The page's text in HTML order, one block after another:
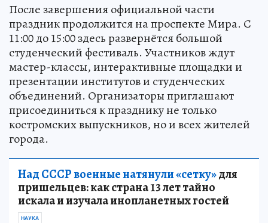
После завершения официальной части
праздник продолжится на проспекте Мира. С
11:00 до 15:00 здесь развернётся большой
студенческий фестиваль. Участников ждут
мастер-классы, интерактивные площадки и
презентации институтов и студенческих
объединений. Организаторы приглашают
присоединиться к празднику не только
костромских выпускников, но и всех жителей
города.
Над СССР военные натянули «сетку»для
пришельцев: как страна 13 лет тайно
искала и изучала инопланетных гостей
НАУКА